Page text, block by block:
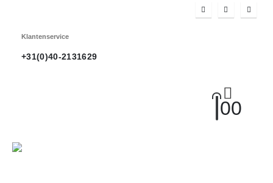
Klantenservice
+31(0)40-2131629
00